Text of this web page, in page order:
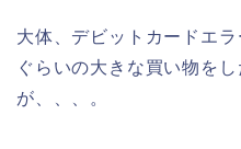
大体、デビットカードエ
ぐらいの大きな買い物を
が、、、。